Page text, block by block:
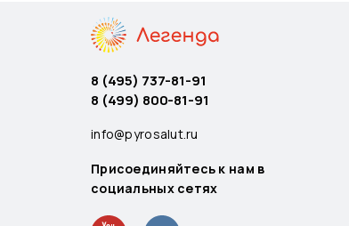
8 (495) 737-81-91
8 (499) 800-81-91
info@pyrosalut.ru
Присоединяйтесь к нам в
социальных сетях